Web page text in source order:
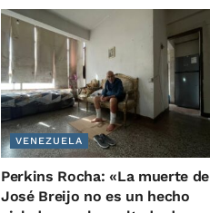
VENEZUELA
Perkins Rocha: «La muerte de
José Breijo no es un hecho